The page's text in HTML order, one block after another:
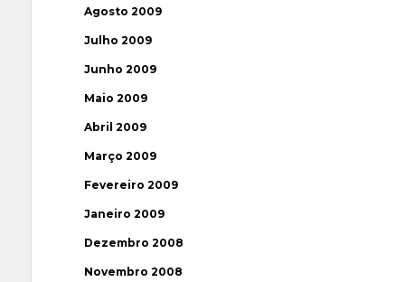
Agosto 2009
Julho 2009
Junho 2009
Maio 2009
Abril 2009
Março 2009
Fevereiro 2009
Janeiro 2009
Dezembro 2008
Novembro 2008